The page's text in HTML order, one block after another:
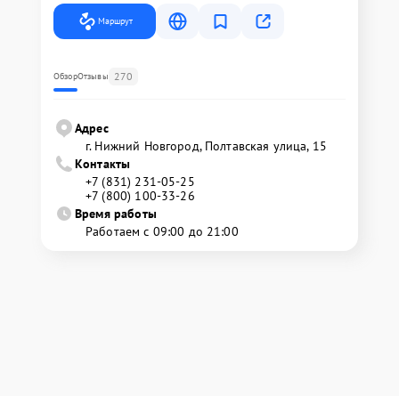
Маршрут
ОбзорОтзывы 270
Адрес
г. Нижний Новгород, Полтавская улица, 15
Контакты
+7 (831) 231-05-25
+7 (800) 100-33-26
Время работы
Работаем с 09:00 до 21:00